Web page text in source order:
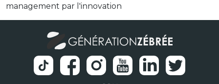
management par l'innovation